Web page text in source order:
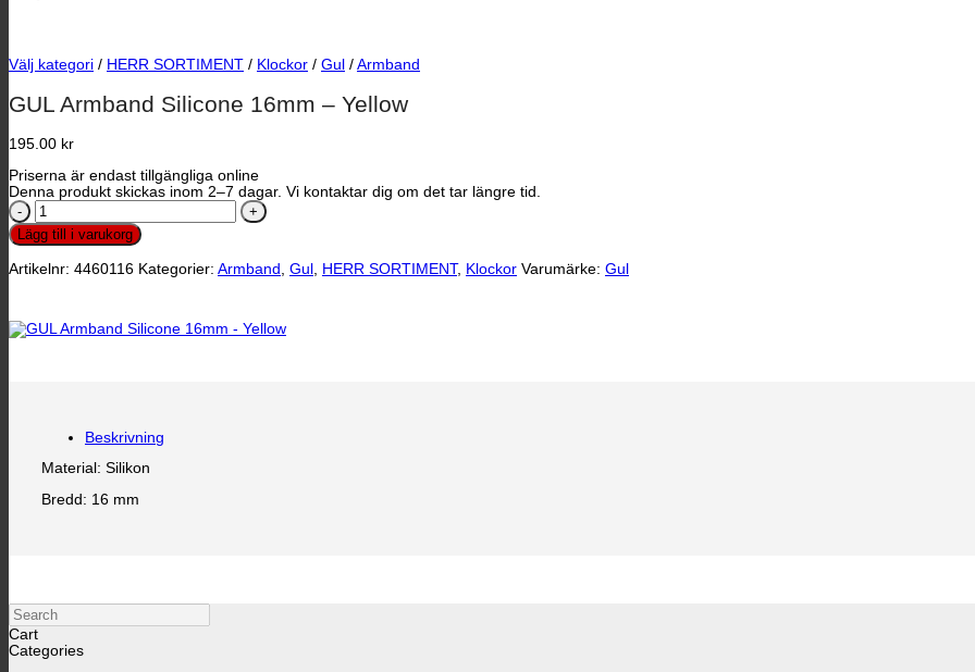
Välj kategori / HERR SORTIMENT / Klockor / Gul / Armband
GUL Armband Silicone 16mm – Yellow
195.00 kr
Priserna är endast tillgängliga online
Denna produkt skickas inom 2–7 dagar. Vi kontaktar dig om det tar längre tid.
GUL
Armband
Silicone
-
Lägg till i varukorg
Artikelnr: 4460116 Kategorier: Armband Gul HERR SORTIMENT, Klockor Varumärke: Gul
Beskrivning
Material: Silikon
Bredd: 16 mm
Search
Cart
Categories